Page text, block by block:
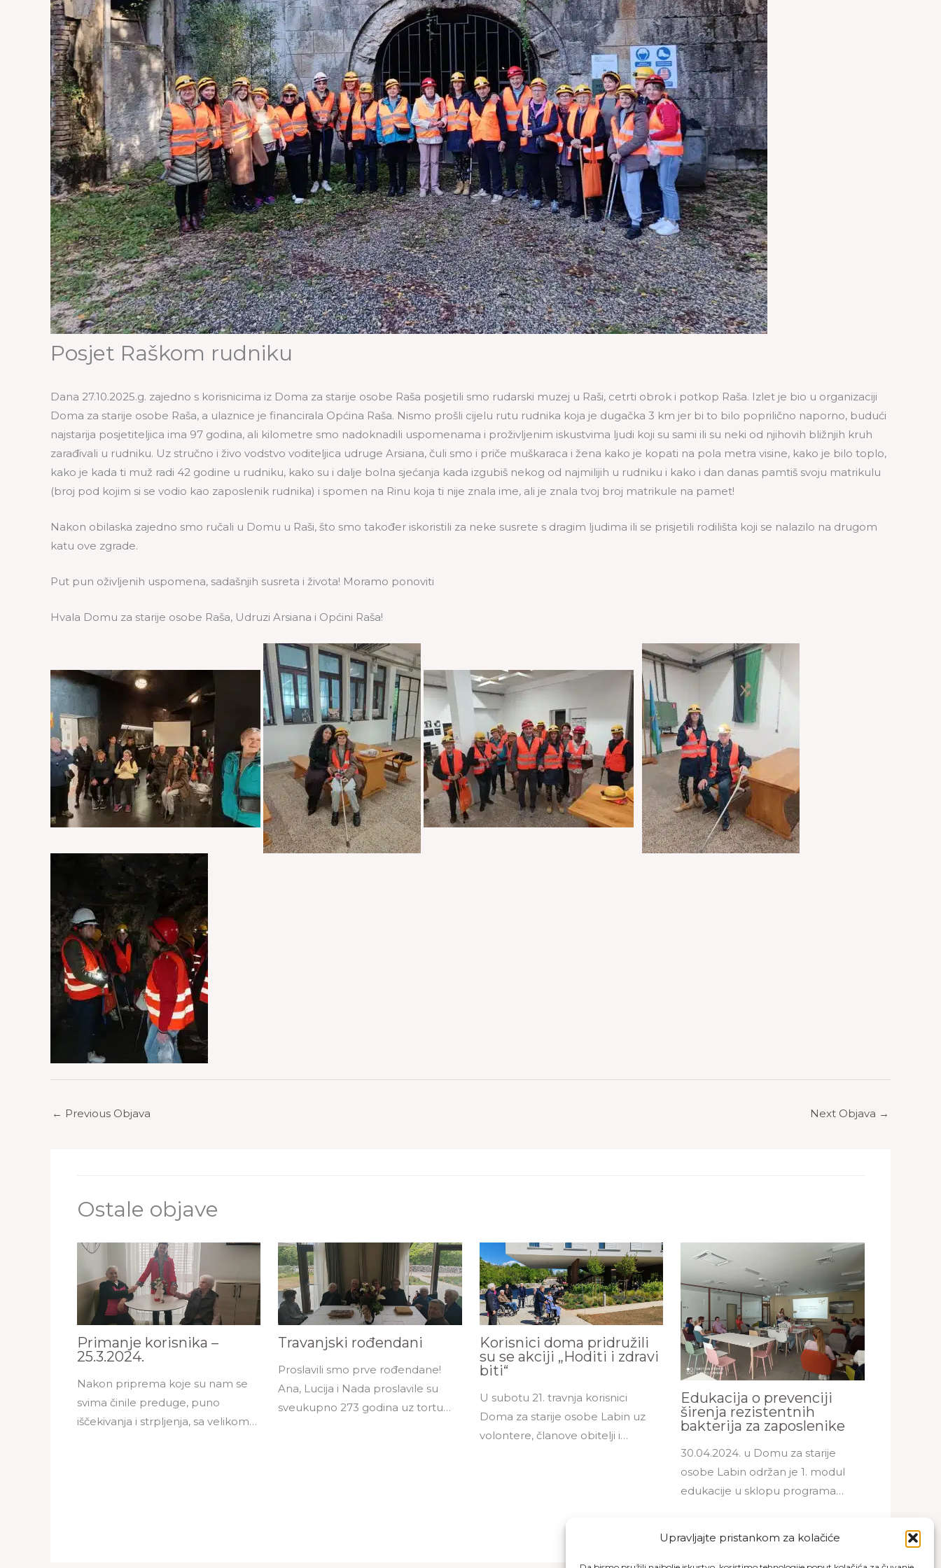
Upravljajte pristankom za kolačiće
Posjet Raškom rudniku
Dana 27.10.2025.g. zajedno s korisnicima iz Doma za starije osobe Raša posjetili smo rudarski muzej u Raši, cetrti obrok i potkop Raša. Izlet je bio u organizaciji
Doma za starije osobe Raša, a ulaznice je financirala Općina Raša. Nismo prošli cijelu rutu rudnika koja je dugačka 3 km jer bi to bilo poprilično naporno, budući
najstarija posjetiteljica ima 97 godina, ali kilometre smo nadoknadili uspomenama i proživljenim iskustvima ljudi koji su sami ili su neki od njihovih bližnjih kruh
zarađivali u rudniku. Uz stručno i živo vodstvo voditeljica udruge Arsiana, čuli smo i priče muškaraca i žena kako je kopati na pola metra visine, kako je bilo toplo,
kako je kada ti muž radi 42 godine u rudniku, kako su i dalje bolna sjećanja kada izgubiš nekog od najmilijih u rudniku i kako i dan danas pamtiš svoju matrikulu
(broj pod kojim si se vodio kao zaposlenik rudnika) i spomen na Rinu koja ti nije znala ime, ali je znala tvoj broj matrikule na pamet!
Nakon obilaska zajedno smo ručali u Domu u Raši, što smo također iskoristili za neke susrete s dragim ljudima ili se prisjetili rodilišta koji se nalazilo na drugom
katu ove zgrade.
Put pun oživljenih uspomena, sadašnjih susreta i života! Moramo ponoviti
Hvala Domu za starije osobe Raša, Udruzi Arsiana i Općini Raša!
← Previous Objava Next Objava →
Ostale objave
Primanje korisnika –
25.3.2024.
Nakon priprema koje su nam se
svima činile preduge, puno
iščekivanja i strpljenja, sa velikom…
Travanjski rođendani
Proslavili smo prve rođendane!
Ana, Lucija i Nada proslavile su
sveukupno 273 godina uz tortu…
Korisnici doma pridružili
su se akciji „Hoditi i zdravi
biti“
U subotu 21. travnja korisnici
Doma za starije osobe Labin uz
volontere, članove obitelji i…
Edukacija o prevenciji
širenja rezistentnih
bakterija za zaposlenike
30.04.2024. u Domu za starije
osobe Labin održan je 1. modul
edukacije u sklopu programa…